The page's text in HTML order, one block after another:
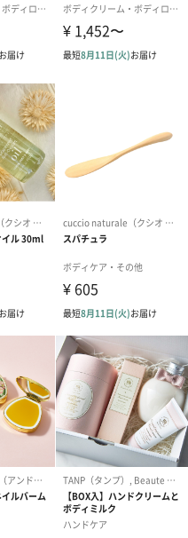
いると感じた際に塗ること
っていただくっと効果的で
ガサ、乾燥する方
周りの皮膚が硬くなる方
クスを一緒に楽しみたい方
な方
ューティクルオイルを塗る
り丈夫で割れにくい爪を育て
防止にホワイトライム＆ア